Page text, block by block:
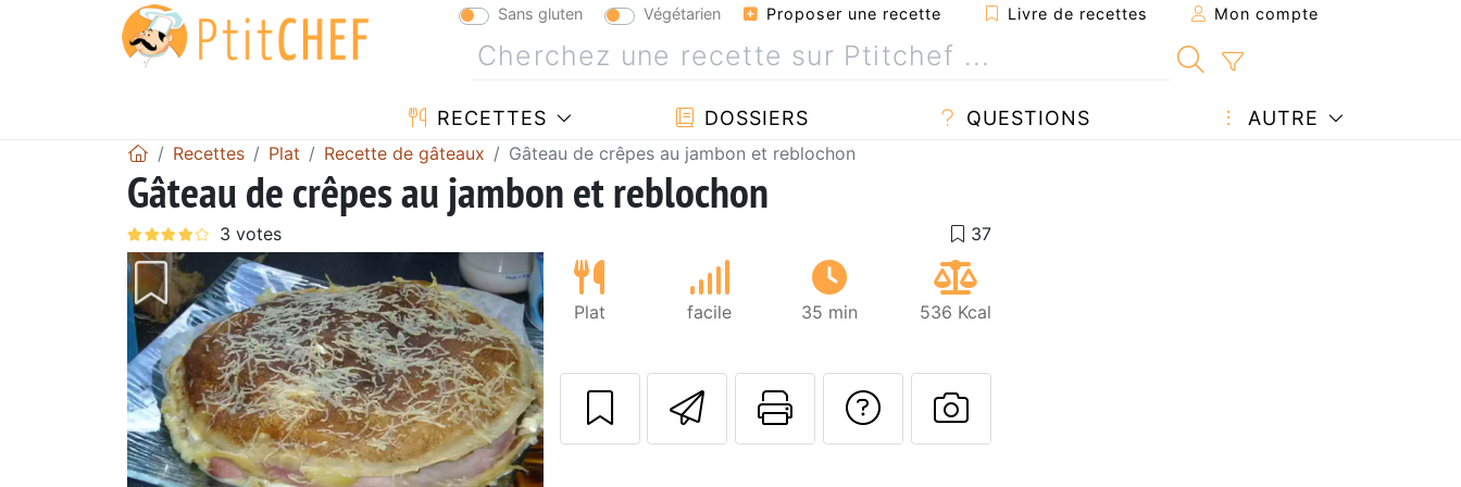
Sans gluten Végétarien Proposer une recette Livre de recettes Mon compte
RECETTES DOSSIERS QUESTIONS AUTRE
Recettes Plat Recette de gâteaux Gâteau de crêpes au jambon et reblochon
Gâteau de crêpes au jambon et reblochon
Plat facile 35 min 536 Kcal
Envoyer cette recette à un ami
Imprimer cette page
Poser une question à l'auteur
Publier votre photo de cette